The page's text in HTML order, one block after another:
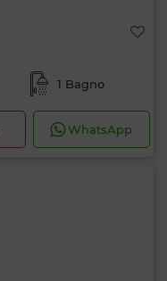
1 Bagno
WhatsApp